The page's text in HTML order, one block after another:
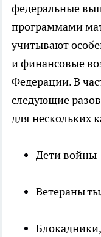
федеральные
программами
учитывают
и финансовые
Федерации. В
следующие
для нескольких
Дети войны
Ветераны